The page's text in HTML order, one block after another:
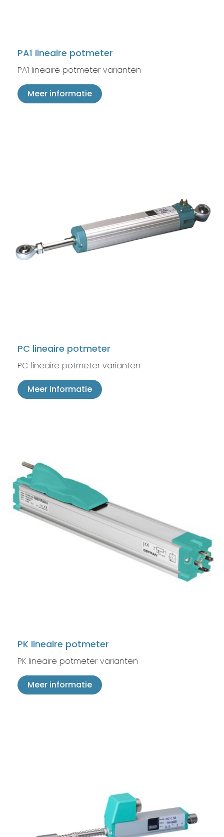
PA1 lineaire potmeter
PA1 lineaire potmeter varianten
Meer informatie
PC lineaire potmeter
PC lineaire potmeter varianten
Meer informatie
PK lineaire potmeter
PK lineaire potmeter varianten
Meer informatie